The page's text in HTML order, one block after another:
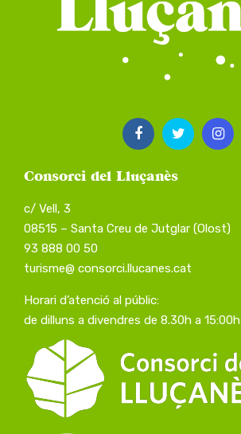
Consorci del Lluçanès
c/ Vell, 3
08515 – Santa Creu de Jutglar (Olost)
93 888 00 50
turisme@ consorci.llucanes.cat
Horari d’atenció al públic:
de dilluns a divendres de 8.30h a 15:00h